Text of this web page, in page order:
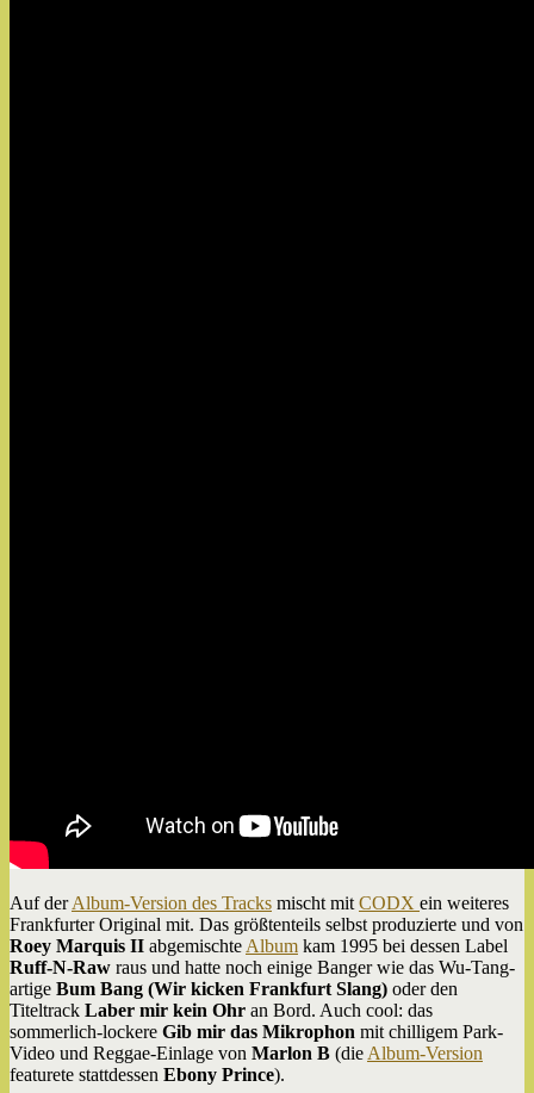
Auf derAlbum-Version des Tracks mischt mit CODX ein weiteres
Frankfurter Original mit. Das größtenteils selbst produzierte und von
Roey Marquis II abgemischte Album kam 1995 bei dessen Label
Ruff-N-Raw raus und hatte noch einige Banger wie das Wu-Tang-
artige Bum Bang (Wir kicken Frankfurt Slang) oder den
Titeltrack Laber mir kein Ohr an Bord. Auch cool: das
sommerlich-lockere Gib mir das Mikrophon mit chilligem Park-
Video und Reggae-Einlage von Marlon B (die Album-Version
featurete stattdessen Ebony Prince).